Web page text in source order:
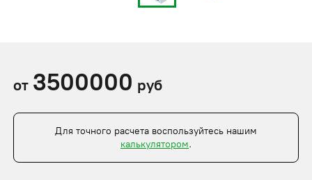
от 3500000 руб
Для точного расчета воспользуйтесь нашим
калькулятором.